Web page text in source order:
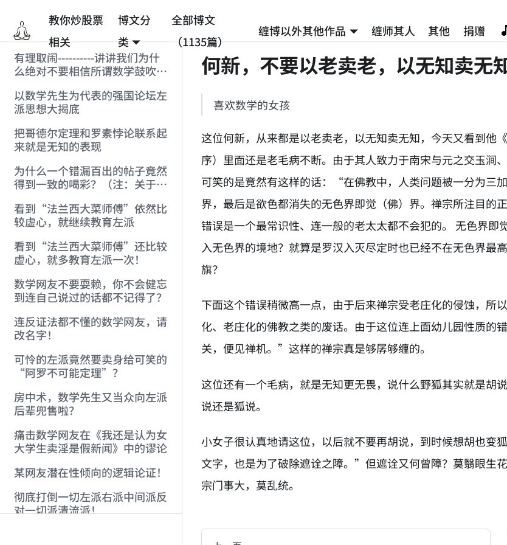
教你炒股票
相关
博文分
类
全部博文
（1135篇）
缠博以外其他作品 缠师其人 其他 捐赠
有理取闹----------讲讲我们为什
么绝对不要相信所谓数学鼓吹的
贴)
以数学先生为代表的强国论坛左
派思想大揭底
把哥德尔定理和罗素悖论联系起
来就是无知的表现
为什么一个错漏百出的帖子竟然
得到一致的喝彩？（注：关于罗
看到“法兰西大菜师傅”依然比
较虚心，就继续教育左派
看到“法兰西大菜师傅”还比较
虚心，就多教育左派一次！
数学网友不要耍赖，你不会健忘
到连自己说过的话都不记得了？
连反证法都不懂的数学网友，请
改名字！
可怜的左派竟然要卖身给可笑的
“阿罗不可能定理”？
房中术，数学先生又当众向左派
后辈兜售啦？
痛击数学网友在《我还是认为女
大学生卖淫是假新闻》中的谬论
某网友潜在性倾向的逻辑论证！
彻底打倒一切左派右派中间派反
对一切派清流派！
何新，不要以老卖老，以无知卖无知
喜欢数学的女孩
这位何新，从来都是以老卖老，以无知卖无知，今天又看到他
序）里面还是老毛病不断。由于其人致力于南宋与元之交玉涧
可笑的是竟然有这样的话：“在佛教中，人类问题被一分为三
界，最后是欲色都消失的无色界即觉（佛）界。禅宗所注目
错误是一个最常识性、连一般的老太太都不会犯的。 无色界
入无色界的境地？就算是罗汉入灭尽定时也已经不在无色界
旗？
下面这个错误稍微高一点，由于后来禅宗受老庄化的侵蚀，所
化、老庄化的佛教之类的废话。由于这位连上面幼儿园性质
关，便见禅机。”这样的禅宗真是够孱够缠的。
这位还有一个毛病，就是无知更无畏，说什么野狐其实就是胡
说还是狐说。
小女子很认真地请这位，以后就不要再胡说，到时候想胡也
文字，也是为了破除遮诠之障。”但遮诠又何曾障？莫翳眼生
宗门事大，莫乱统。
You are reading a page from chzhshch.blog, a free, open-